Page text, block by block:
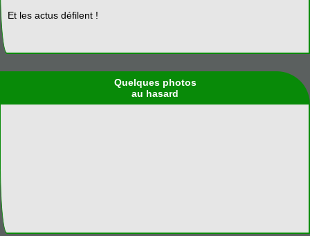
Et les actus défilent !
Quelques photos
au hasard